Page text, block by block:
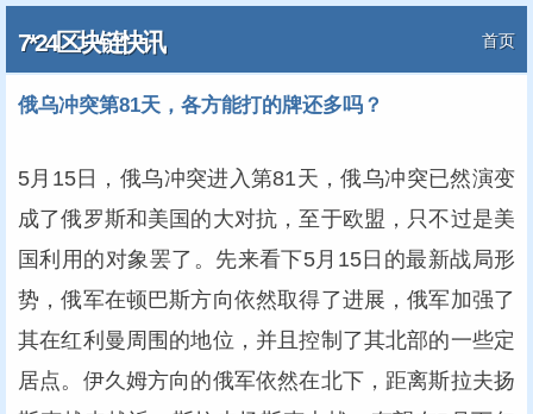
7*24区块链快讯 首页
俄乌冲突第81天，各方能打的牌还多吗？
5月15日，俄乌冲突进入第81天，俄乌冲突已然演变
成了俄罗斯和美国的大对抗，至于欧盟，只不过是美
国利用的对象罢了。先来看下5月15日的最新战局形
势，俄军在顿巴斯方向依然取得了进展，俄军加强了
其在红利曼周围的地位，并且控制了其北部的一些定
居点。伊久姆方向的俄军依然在北下，距离斯拉夫扬